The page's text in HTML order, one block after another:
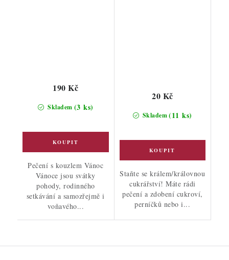
Skladem (3 ks)
190 Kč
Pečení s kouzlem Vánoc
Vánoce jsou svátky
pohody, rodinného
setkávání a samozřejmě i
voňavého...
Skladem(11 ks)
20 Kč
Staňte se králem/královnou
cukrářství! Máte rádi
pečení a zdobení cukroví,
perníčků nebo i...